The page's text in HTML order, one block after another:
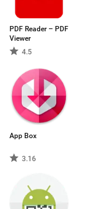
PDF Reader – PDF
Viewer
4.5
App Box
3.16